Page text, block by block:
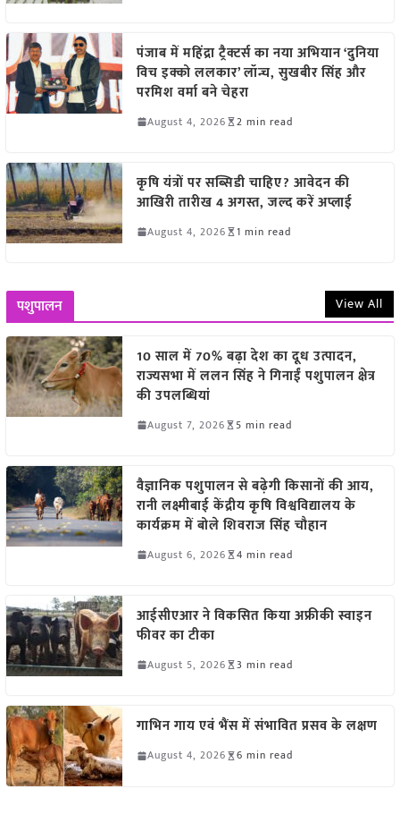
पंजाब में महिंद्रा ट्रैक्टर्स का नया अभियान ‘दुनिया
विच इक्को ललकार’ लॉन्च, सुखबीर सिंह और
परमिश वर्मा बने चेहरा
August 4, 2026 2 min read
कृषि यंत्रों पर सब्सिडी चाहिए? आवेदन की
आखिरी तारीख 4 अगस्त, जल्द करें अप्लाई
August 4, 2026 1 min read
पशुपालन View All
10 साल में 70% बढ़ा देश का दूध उत्पादन,
राज्यसभा में ललन सिंह ने गिनाईं पशुपालन क्षेत्र
की उपलब्धियां
August 7, 2026 5 min read
वैज्ञानिक पशुपालन से बढ़ेगी किसानों की आय,
रानी लक्ष्मीबाई केंद्रीय कृषि विश्वविद्यालय के
कार्यक्रम में बोले शिवराज सिंह चौहान
August 6, 2026 4 min read
आईसीएआर ने विकसित किया अफ्रीकी स्वाइन
फीवर का टीका
August 5, 2026 3 min read
गाभिन गाय एवं भैंस में संभावित प्रसव के लक्षण
August 4, 2026 6 min read